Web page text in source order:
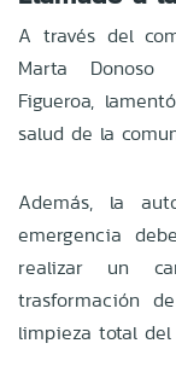
A través del
Marta Donoso
Figueroa,
salud de la
Además, la
emergencia
realizar un
trasformación
limpieza total